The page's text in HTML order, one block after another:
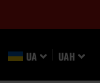
UAH
UA